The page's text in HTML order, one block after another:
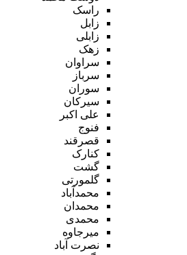
راسک
زابل
زابلی
زهک
سراوان
سرباز
سوران
سیرکان
علی اکبر
فنوج
قصرقند
کنارک
گشت
گلمورتی
محمدآباد
محمدان
محمدی
میرجاوه
نصرت آباد